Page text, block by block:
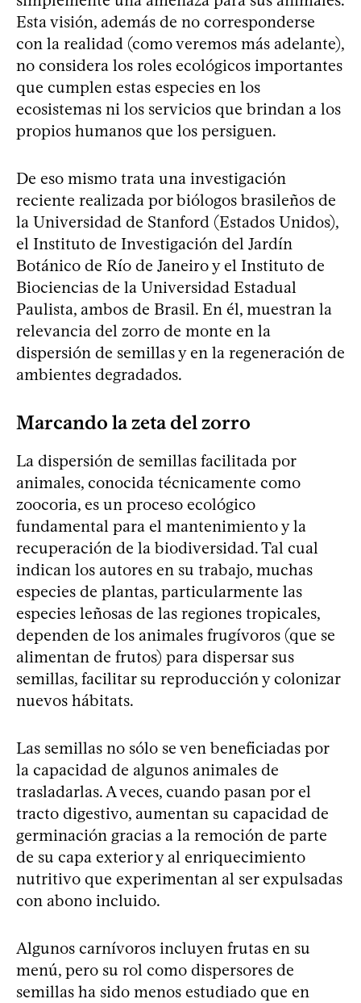
Esta visión, además de no corresponderse
con la realidad (como veremos más adelante),
no considera los roles ecológicos importantes
que cumplen estas especies en los
ecosistemas ni los servicios que brindan a los
propios humanos que los persiguen.
De eso mismo trata una investigación
reciente realizada por biólogos brasileños de
la Universidad de Stanford (Estados Unidos),
el Instituto de Investigación del Jardín
Botánico de Río de Janeiro y el Instituto de
Biociencias de la Universidad Estadual
Paulista, ambos de Brasil. En él, muestran la
relevancia del zorro de monte en la
dispersión de semillas y en la regeneración de
ambientes degradados.
Marcando la zeta del zorro
La dispersión de semillas facilitada por
animales, conocida técnicamente como
zoocoria, es un proceso ecológico
fundamental para el mantenimiento y la
recuperación de la biodiversidad. Tal cual
indican los autores en su trabajo, muchas
especies de plantas, particularmente las
especies leñosas de las regiones tropicales,
dependen de los animales frugívoros (que se
alimentan de frutos) para dispersar sus
semillas, facilitar su reproducción y colonizar
nuevos hábitats.
Las semillas no sólo se ven beneficiadas por
la capacidad de algunos animales de
trasladarlas. A veces, cuando pasan por el
tracto digestivo, aumentan su capacidad de
germinación gracias a la remoción de parte
de su capa exterior y al enriquecimiento
nutritivo que experimentan al ser expulsadas
con abono incluido.
Algunos carnívoros incluyen frutas en su
menú, pero su rol como dispersores de
semillas ha sido menos estudiado que en